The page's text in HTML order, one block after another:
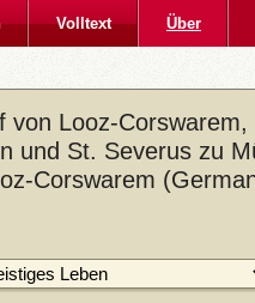
Volltext Über
von Looz-
und St. Severus zu
Corswarem